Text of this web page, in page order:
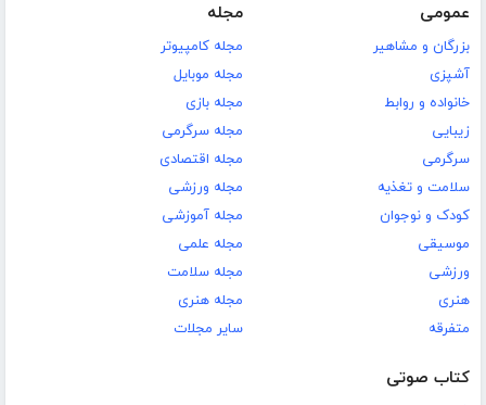
عمومی
بزرگان و مشاهیر
آشپزی
خانواده و روابط
زیبایی
سرگرمی
سلامت و تغذیه
کودک و نوجوان
موسیقی
ورزشی
هنری
متفرقه
مجله
مجله کامپیوتر
مجله موبایل
مجله بازی
مجله سرگرمی
مجله اقتصادی
مجله ورزشی
مجله آموزشی
مجله علمی
مجله سلامت
مجله هنری
سایر مجلات
کتاب صوتی